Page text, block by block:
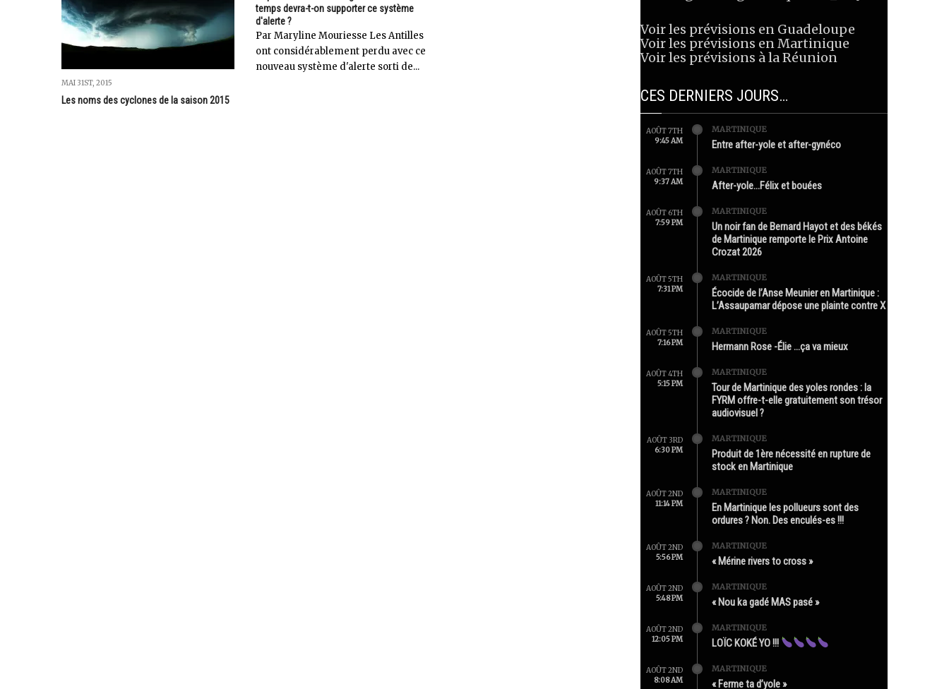
MAI 31ST, 2015
Les noms des cyclones de la saison 2015
temps devra-t-on supporter ce système
d'alerte ?
Par Maryline Mouriesse Les Antilles
ont considérablement perdu avec ce
nouveau système d'alerte sorti de...
Voir les prévisions en Guadeloupe
Voir les prévisions en Martinique
Voir les prévisions à la Réunion
CES DERNIERS JOURS…
AOÛT 7TH
9:45 AM
MARTINIQUE
Entre after-yole et after-gynéco
AOÛT 7TH
9:37 AM
MARTINIQUE
After-yole…Félix et bouées
AOÛT 6TH
7:59 PM
MARTINIQUE
Un noir fan de Bernard Hayot et des békés
de Martinique remporte le Prix Antoine
Crozat 2026
AOÛT 5TH
7:31 PM
MARTINIQUE
Écocide de l’Anse Meunier en Martinique :
L’Assaupamar dépose une plainte contre X
AOÛT 5TH
7:16 PM
MARTINIQUE
Hermann Rose -Élie …ça va mieux
AOÛT 4TH
5:15 PM
MARTINIQUE
Tour de Martinique des yoles rondes : la
FYRM offre-t-elle gratuitement son trésor
audiovisuel ?
AOÛT 3RD
6:30 PM
MARTINIQUE
Produit de 1ère nécessité en rupture de
stock en Martinique
AOÛT 2ND
11:14 PM
MARTINIQUE
En Martinique les pollueurs sont des
ordures ? Non. Des enculés-es !!!
AOÛT 2ND
5:56 PM
MARTINIQUE
« Mérine rivers to cross »
AOÛT 2ND
5:48 PM
MARTINIQUE
« Nou ka gadé MAS pasé »
AOÛT 2ND
12:05 PM
MARTINIQUE
LOÏC KOKÉ YO !!!
AOÛT 2ND
8:08 AM
MARTINIQUE
« Ferme ta d’yole »